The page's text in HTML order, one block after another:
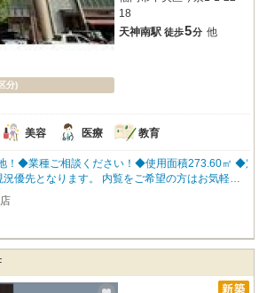
分)
18
天神南駅 徒歩5分 他
美容 医療 教育
！◆業種ご相談ください！◆使用面積273.60㎡ ◆定
優先となります。 内覧をご希望の方はお気軽に
物件全てご紹介出来ます！！何でもご相談下さ